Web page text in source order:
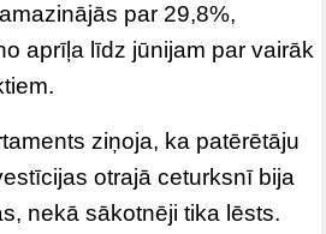
par 29,8%,
aprīļa līdz jūnijam par vairāk
ziņoja, ka patērētāju
otrajā ceturksnī bija
nekā sākotnēji tika lēsts.